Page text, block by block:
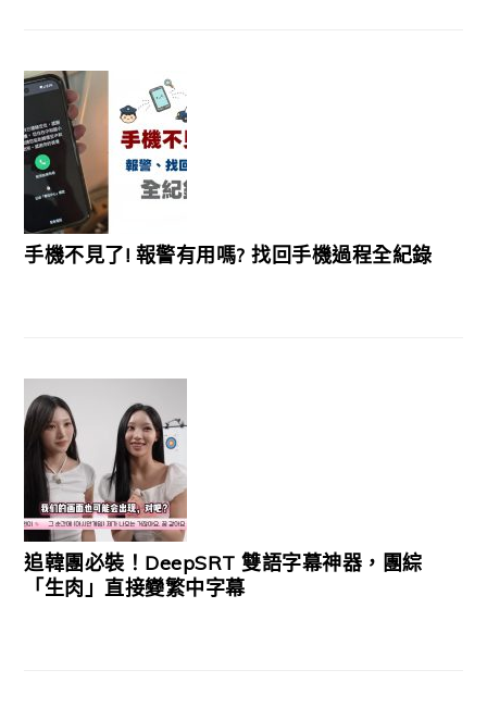
手機不見了! 報警有用嗎? 找回手機過程全紀錄
追韓團必裝！DeepSRT 雙語字幕神器，團綜
「生肉」直接變繁中字幕